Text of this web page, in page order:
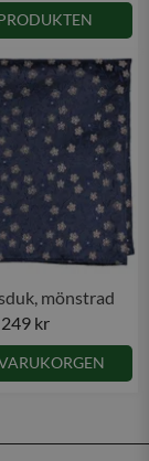
mönstrad
249 kr